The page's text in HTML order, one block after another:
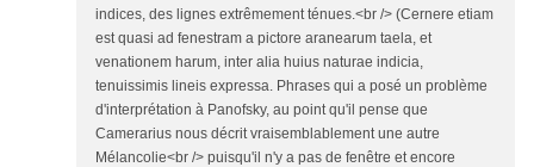
indices, des lignes extrêmement ténues.<br /> (Cernere etiam
est quasi ad fenestram a pictore aranearum taela, et
venationem harum, inter alia huius naturae indicia,
tenuissimis lineis expressa. Phrases qui a posé un problème
d'interprétation à Panofsky, au point qu'il pense que
Camerarius nous décrit vraisemblablement une autre
Mélancolie<br /> puisqu'il n'y a pas de fenêtre et encore